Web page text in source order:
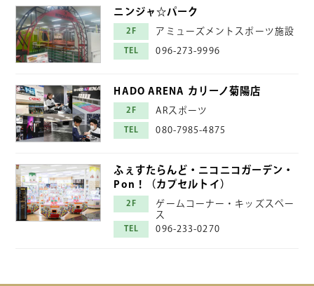
ニンジャ☆パーク
2F アミューズメントスポーツ施設
TEL 096-273-9996
HADO ARENA カリーノ菊陽店
2F ARスポーツ
TEL 080-7985-4875
ふぇすたらんど・ニコニコガーデン・
Pon！（カプセルトイ）
2F
ゲームコーナー・キッズスペー
ス
TEL 096-233-0270